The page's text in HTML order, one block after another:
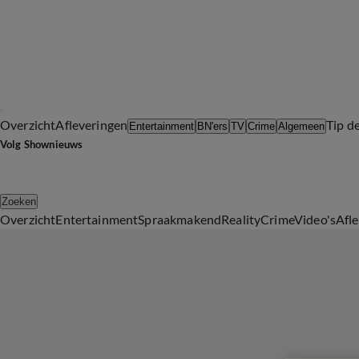
OverzichtAfleveringen Entertainment BN'ers TV Crime AlgemeenTip
Volg Shownieuws
Zoeken
OverzichtEntertainmentSpraakmakendRealityCrimeVideo's